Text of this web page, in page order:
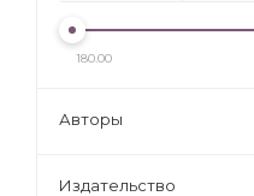
180.00
Авторы
Издательство